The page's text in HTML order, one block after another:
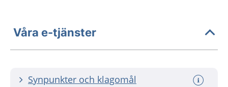
Våra e-tjänster
Synpunkter och klagomål